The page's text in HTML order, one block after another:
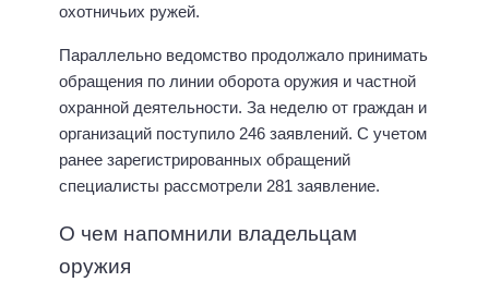
охотничьих ружей.
Параллельно ведомство продолжало принимать
обращения по линии оборота оружия и частной
охранной деятельности. За неделю от граждан и
организаций поступило 246 заявлений. С учетом
ранее зарегистрированных обращений
специалисты рассмотрели 281 заявление.
О чем напомнили владельцам
оружия